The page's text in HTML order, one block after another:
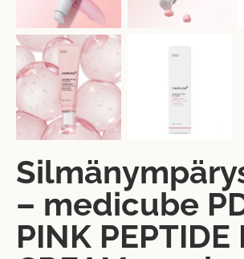
– medicube
PINK PEPTIDE